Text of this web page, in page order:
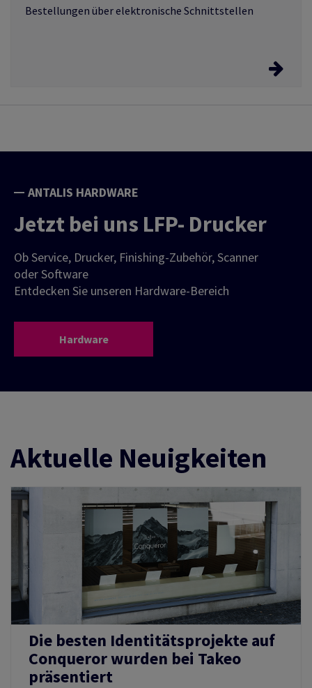
Bestellungen über elektronische Schnittstellen
unsere E-Biz Service Angebote. Vom 24/7 Webshop,
ANTALIS HARDWARE
Jetzt bei uns LFP- Drucker
Ob Service, Drucker, Finishing-Zubehör, Scanner
oder Software
Entdecken Sie unseren Hardware-Bereich
Hardware
Aktuelle Neuigkeiten
Die besten Identitätsprojekte auf
Conqueror wurden bei Takeo
präsentiert